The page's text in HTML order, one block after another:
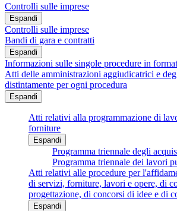
Controlli sulle imprese
Espandi
Controlli sulle imprese
Bandi di gara e contratti
Espandi
Informazioni sulle singole procedure in
Atti delle amministrazioni aggiudicatrici e
distintamente per ogni procedura
Espandi
Atti relativi alla programmazione di
forniture
Espandi
Programma triennale degli
Programma triennale dei lavori
Atti relativi alle procedure per
di servizi, forniture, lavori e opere, di
progettazione, di concorsi di idee e di
Espandi